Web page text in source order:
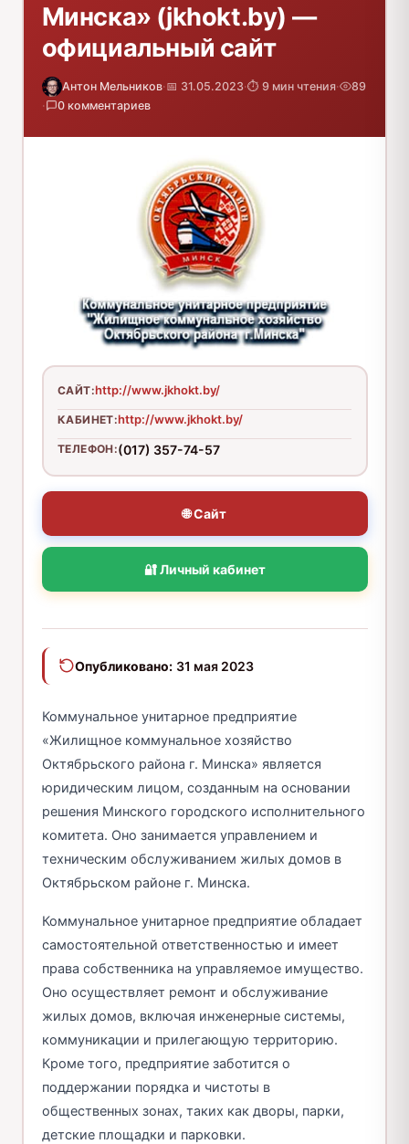
Минска» (jkhokt.by) —
официальный сайт
Антон Мельников·📅 31.05.2023·⏱️ 9 мин чтения·
89
·
0 комментариев
САЙТ:http://www.jkhokt.by/
КАБИНЕТ:http://www.jkhokt.by/
ТЕЛЕФОН:(017) 357-74-57
🌐 Сайт
🔐 Личный кабинет
Опубликовано: 31 мая 2023
Коммунальное унитарное предприятие
«Жилищное коммунальное хозяйство
Октябрьского района г. Минска» является
юридическим лицом, созданным на основании
решения Минского городского исполнительного
комитета. Оно занимается управлением и
техническим обслуживанием жилых домов в
Октябрьском районе г. Минска.
Коммунальное унитарное предприятие обладает
самостоятельной ответственностью и имеет
права собственника на управляемое имущество.
Оно осуществляет ремонт и обслуживание
жилых домов, включая инженерные системы,
коммуникации и прилегающую территорию.
Кроме того, предприятие заботится о
поддержании порядка и чистоты в
общественных зонах, таких как дворы, парки,
детские площадки и парковки.